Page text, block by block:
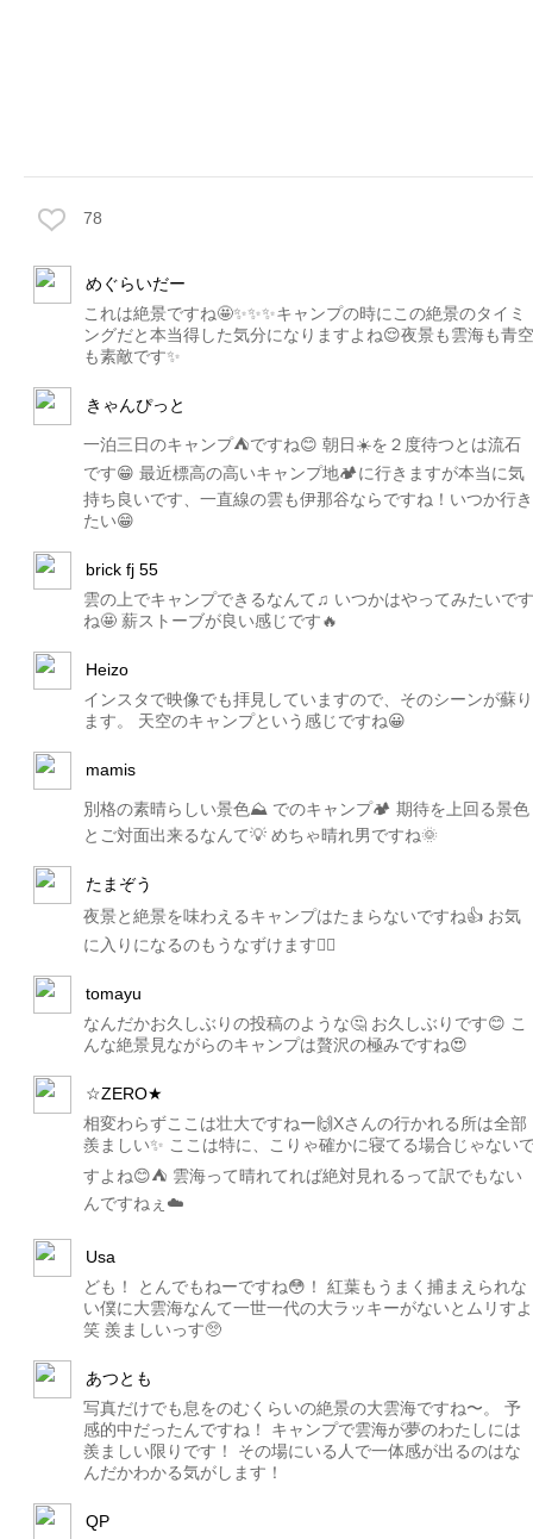
78
めぐらいだー
これは絶景ですね🤩✨✨✨キャンプの時にこの絶景のタイミ
ングだと本当得した気分になりますよね😌夜景も雲海も青空
も素敵です✨
きゃんぴっと
一泊三日のキャンプ⛺️ですね😊 朝日☀️を２度待つとは流石
です😁 最近標高の高いキャンプ地🏕に行きますが本当に気
持ち良いです、一直線の雲も伊那谷ならですね！いつか行き
たい😁
brick fj 55
雲の上でキャンプできるなんて♫ いつかはやってみたいです
ね🤩 薪ストーブが良い感じです🔥
Heizo
インスタで映像でも拝見していますので、そのシーンが蘇り
ます。 天空のキャンプという感じですね😀
mamis
別格の素晴らしい景色⛰ でのキャンプ🏕 期待を上回る景色
とご対面出来るなんて💡 めちゃ晴れ男ですね🌞
たまぞう
夜景と絶景を味わえるキャンプはたまらないですね👍 お気
に入りになるのもうなずけます🙆‍♂️
tomayu
なんだかお久しぶりの投稿のような🤔 お久しぶりです😊 こ
んな絶景見ながらのキャンプは贅沢の極みですね😍
☆ZERO★
相変わらずここは壮大ですねー🙌Xさんの行かれる所は全部
羨ましい✨ ここは特に、こりゃ確かに寝てる場合じゃない
すよね😊⛺️ 雲海って晴れてれば絶対見れるって訳でもない
んですねぇ☁️
Usa
ども！ とんでもねーですね😳！ 紅葉もうまく捕まえられな
い僕に大雲海なんて一世一代の大ラッキーがないとムリすよ
笑 羨ましいっす🥺
あつとも
写真だけでも息をのむくらいの絶景の大雲海ですね〜。 予
感的中だったんですね！ キャンプで雲海が夢のわたしには
羨ましい限りです！ その場にいる人で一体感が出るのはな
んだかわかる気がします！
QP